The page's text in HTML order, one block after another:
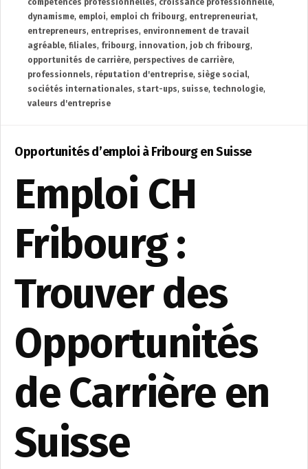
compétences professionnelles, croissance professionnelle,
dynamisme, emploi, emploi ch fribourg, entrepreneuriat,
entrepreneurs, entreprises, environnement de travail
agréable, filiales, fribourg, innovation, job ch fribourg,
opportunités de carrière, perspectives de carrière,
professionnels, réputation d'entreprise, siège social,
sociétés internationales, start-ups, suisse, technologie,
valeurs d'entreprise
Opportunités d’emploi à Fribourg en Suisse
Emploi CH
Fribourg :
Trouver des
Opportunités
de Carrière en
Suisse